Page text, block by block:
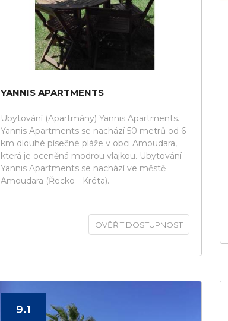
YANNIS APARTMENTS
Ubytování (Apartmány) Yannis Apartments.
Yannis Apartments se nachází 50 metrů od 6
km dlouhé písečné pláže v obci Amoudara,
která je oceněná modrou vlajkou. Ubytování
Yannis Apartments se nachází ve městě
Amoudara (Řecko - Kréta).
OVĚŘIT DOSTUPNOST
9.1